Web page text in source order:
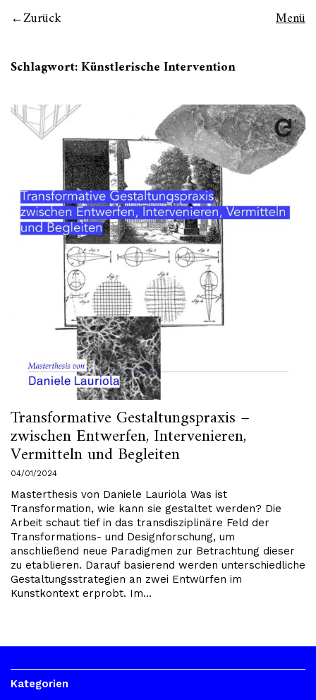
Zurück Menü
Schlagwort:Künstlerische Intervention
Transformative Gestaltungspraxis –
zwischen Entwerfen, Intervenieren,
Vermitteln und Begleiten
04/01/2024
Masterthesis von Daniele Lauriola Was ist
Transformation, wie kann sie gestaltet werden? Die
Arbeit schaut tief in das transdisziplinäre Feld der
Transformations- und Designforschung, um
anschließend neue Paradigmen zur Betrachtung dieser
zu etablieren. Darauf basierend werden unterschiedliche
Gestaltungsstrategien an zwei Entwürfen im
Kunstkontext erprobt. Im…
Kategorien